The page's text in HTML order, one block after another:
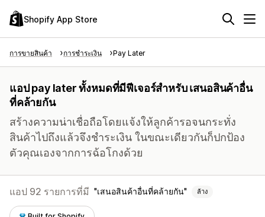
Shopify App Store
การขายสินค้า การชำระเงิน Pay Later
แอป pay later ทั้งหมดที่มีฟีเจอร์สำหรับ เสนอสินค้าอื่น
ที่คล้ายกัน
สร้างความน่าเชื่อถือโดยแจ้งให้ลูกค้ารอจนกระทั่ง
สินค้าไปถึงแล้วจึงชำระเงิน ในขณะเดียวกันก็ปกป้อง
ตัวคุณเองจากการฉ้อโกงด้วย
แอป 92 รายการที่มี เสนอสินค้าอื่นที่คล้ายกัน ล้าง